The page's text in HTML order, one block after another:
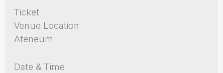
Ticket
Venue Location
Ateneum
Date & Time